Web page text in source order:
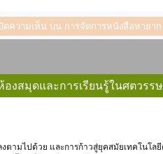
ดความเห็น บน การจัดการหนังสือหายา
งสมุดและการเรียนรู้ในศตวรร